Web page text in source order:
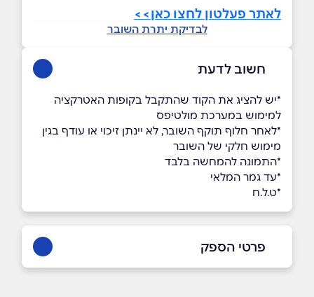
לאתר פעלטון לחצו כאן>>
לבדיקת יתרת השובר
חשוב לדעת
*יש להציג את הקוד שהתקבל בקופות האטרקציה
למימוש במערכת מולטיפס
*לאחר חלוף תוקף השובר, לא יינתן זיכוי או עודף בגין
מימוש חלקי של השובר
*התמונה להמחשה בלבד
*עד גמר המלאי
*ט.ל.ח
פרטי הספק